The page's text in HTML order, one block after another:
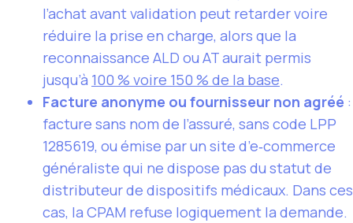
l’achat avant validation peut retarder voire
réduire la prise en charge, alors que la
reconnaissance ALD ou AT aurait permis
jusqu’à 100 % voire 150 % de la base.
Facture anonyme ou fournisseur non agréé :
facture sans nom de l’assuré, sans code LPP
1285619, ou émise par un site d’e‑commerce
généraliste qui ne dispose pas du statut de
distributeur de dispositifs médicaux. Dans ces
cas, la CPAM refuse logiquement la demande.